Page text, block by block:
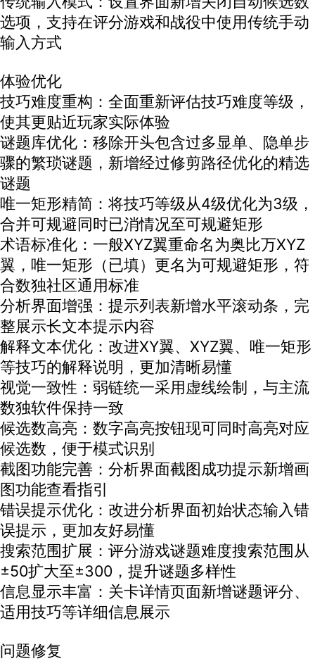
选项，支持在评分游戏和战役中使用传统手动
输入方式
体验优化
技巧难度重构：全面重新评估技巧难度等级，
使其更贴近玩家实际体验
谜题库优化：移除开头包含过多显单、隐单步
骤的繁琐谜题，新增经过修剪路径优化的精选
谜题
唯一矩形精简：将技巧等级从4级优化为3级，
合并可规避同时已消情况至可规避矩形
术语标准化：一般XYZ翼重命名为奥比万XYZ
翼，唯一矩形（已填）更名为可规避矩形，符
合数独社区通用标准
分析界面增强：提示列表新增水平滚动条，完
整展示长文本提示内容
解释文本优化：改进XY翼、XYZ翼、唯一矩形
等技巧的解释说明，更加清晰易懂
视觉一致性：弱链统一采用虚线绘制，与主流
数独软件保持一致
候选数高亮：数字高亮按钮现可同时高亮对应
候选数，便于模式识别
截图功能完善：分析界面截图成功提示新增画
图功能查看指引
错误提示优化：改进分析界面初始状态输入错
误提示，更加友好易懂
搜索范围扩展：评分游戏谜题难度搜索范围从
±50扩大至±300，提升谜题多样性
信息显示丰富：关卡详情页面新增谜题评分、
适用技巧等详细信息展示
问题修复